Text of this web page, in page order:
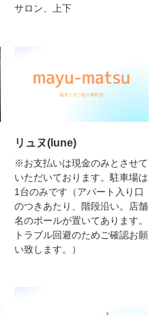
サロン、上下
リュヌ(lune)
※お支払いは現金のみとさせて
いただいております。駐車場は
1台のみです（アパート入り口
のつきあたり、階段沿い。店舗
名のポールが置いてあります。
トラブル回避のためご確認お願
い致します。）